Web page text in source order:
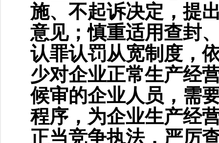
施、不起诉决定，提
意见；慎重适用查封
认罪认罚从宽制度，
少对企业正常生产经
候审的企业人员，需
程序，为企业生产经
正当竞争执法，严厉